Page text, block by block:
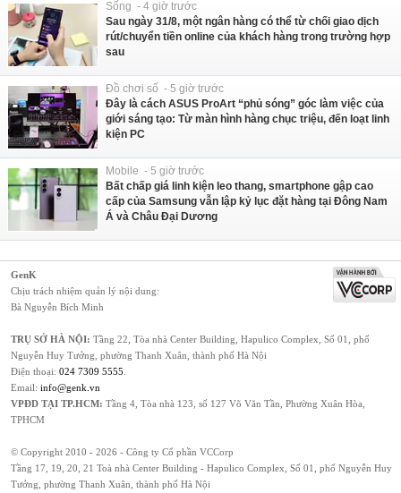
Sống - 4 giờ trước
Sau ngày 31/8, một ngân hàng có thể từ chối giao dịch
rút/chuyển tiền online của khách hàng trong trường hợp
sau
Đồ chơi số - 5 giờ trước
Đây là cách ASUS ProArt “phủ sóng” góc làm việc của
giới sáng tạo: Từ màn hình hàng chục triệu, đến loạt linh
kiện PC
Mobile - 5 giờ trước
Bất chấp giá linh kiện leo thang, smartphone gập cao
cấp của Samsung vẫn lập kỷ lục đặt hàng tại Đông Nam
Á và Châu Đại Dương
GenK
Chịu trách nhiệm quản lý nội dung:
Bà Nguyễn Bích Minh
TRỤ SỞ HÀ NỘI: Tầng 22, Tòa nhà Center Building, Hapulico Complex, Số 01, phố
Nguyễn Huy Tưởng, phường Thanh Xuân, thành phố Hà Nội
Điện thoại: 024 7309 5555
Email: info@genk.vn
VPĐD TẠI TP.HCM: Tầng 4, Tòa nhà 123, số 127 Võ Văn Tần, Phường Xuân Hòa,
TPHCM
© Copyright 2010 - 2026 - Công ty Cổ phần VCCorp
Tầng 17, 19, 20, 21 Toà nhà Center Building - Hapulico Complex, Số 01, phố Nguyễn Huy
Tưởng, phường Thanh Xuân, thành phố Hà Nội